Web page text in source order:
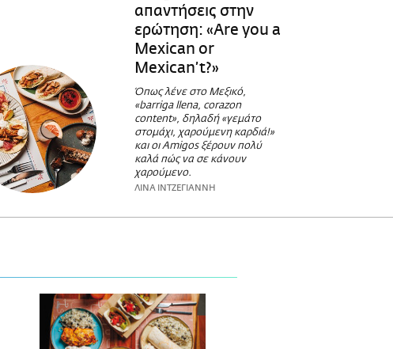
απαντήσεις στην
ερώτηση: «Are you a
Μexican or
Μexican’t?»
Όπως λένε στο Μεξικό,
«barriga llena, corazon
content», δηλαδή «γεμάτο
στομάχι, χαρούμενη καρδιά!»
και οι Amigos ξέρουν πολύ
καλά πώς να σε κάνουν
χαρούμενο.
ΛΙΝΑ ΙΝΤΖΕΓΙΑΝΝΗ